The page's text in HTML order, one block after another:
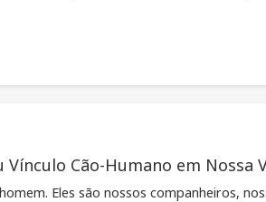
Cão-Humano em Nossa
Eles são nossos companheiros,